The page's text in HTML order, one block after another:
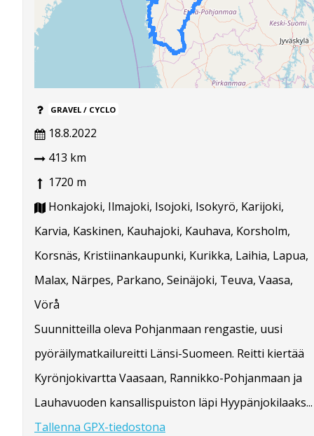
GRAVEL / CYCLO
18.8.2022
413 km
1720 m
Honkajoki, Ilmajoki, Isojoki, Isokyrö, Karijoki,
Karvia, Kaskinen, Kauhajoki, Kauhava, Korsholm,
Korsnäs, Kristiinankaupunki, Kurikka, Laihia, Lapua,
Malax, Närpes, Parkano, Seinäjoki, Teuva, Vaasa,
Vörå
Suunnitteilla oleva Pohjanmaan rengastie, uusi
pyöräilymatkailureitti Länsi-Suomeen. Reitti kiertää
Kyrönjokivartta Vaasaan, Rannikko-Pohjanmaan ja
Lauhavuoden kansallispuiston läpi Hyypänjokilaaks...
Tallenna GPX-tiedostona